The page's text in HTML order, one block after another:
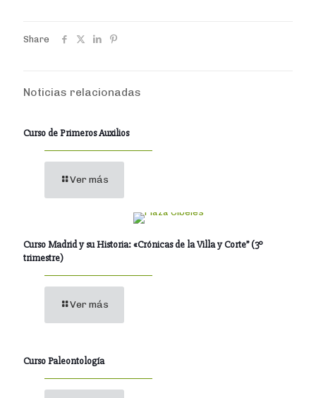
Share
Noticias relacionadas
Curso de Primeros Auxilios
Ver más
Curso Madrid y su Historia: «Crónicas de la Villa y Corte” (3º
trimestre)
Ver más
Curso Paleontología